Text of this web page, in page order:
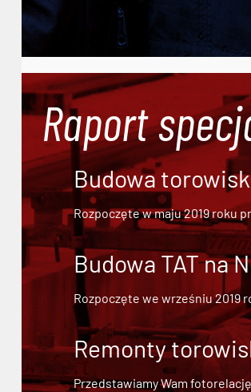
Raport
Budowa
Rozpoczęte w maju 2019 roku
Budowa TAT na
Rozpoczęte we wrześniu 2019
Remonty
Przedstawiamy Wam